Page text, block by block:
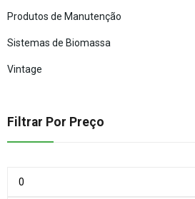
Produtos de Manutenção
Sistemas de Biomassa
Vintage
Filtrar Por Preço